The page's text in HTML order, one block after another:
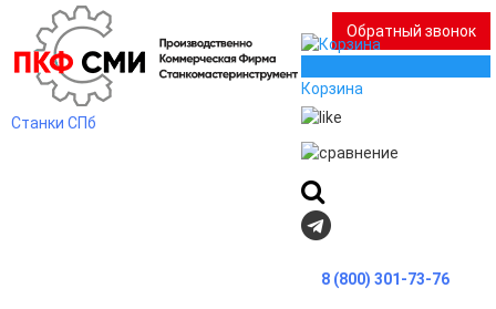
Станки СПб
Обратный звонок
Корзина
8 (800) 301-73-76